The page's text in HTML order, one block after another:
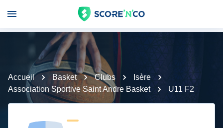
Accueil Basket Clubs
Isère
Association Sportive Saint Andre Basket
U11 F2